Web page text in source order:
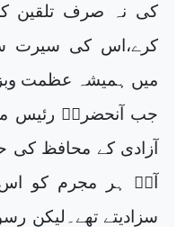
کی نہ صرف تلقین
کرے،اس کی سیرت
میں ہمیشہ عظمت
جب آنحضرتؐ رئیس
آزادی کے محافظ کی
آپؐ ہر مجرم کو
سزادیتے تھے۔لیکن